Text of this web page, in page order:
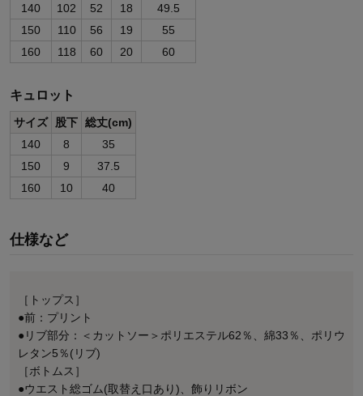
140
102 52 18
49.5
150
110 56 19
55
160
118 60 20 60
キュロット
サイズ 股下 総丈(cm)
140
8
35
150
9
37.5
160
10 40
仕様など
［トップス］
●前：プリント
●リブ部分：＜カットソー＞ポリエステル62％、綿33％、ポリウ
レタン5％(リブ)
［ボトムス］
●ウエスト総ゴム(取替え口あり)、飾りリボン